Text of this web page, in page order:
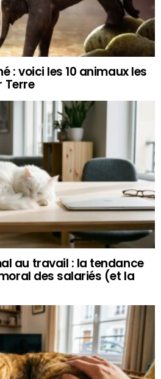
: voici les 10 animaux les
Terre
au travail : la tendance
des salariés (et la